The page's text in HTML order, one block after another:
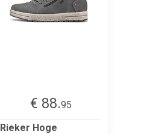
€ 88.95
Rieker Hoge